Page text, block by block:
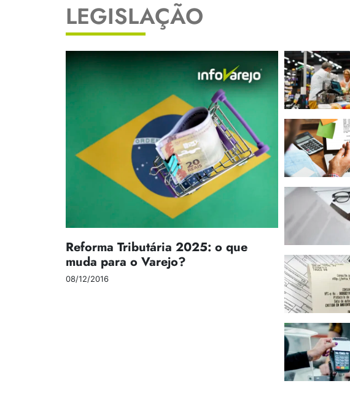
LEGISLAÇÃO
Reforma Tributária 2025: o que
muda para o Varejo?
08/12/2016